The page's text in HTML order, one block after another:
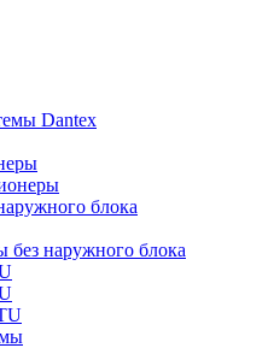
Dantex
блока
наружного блока